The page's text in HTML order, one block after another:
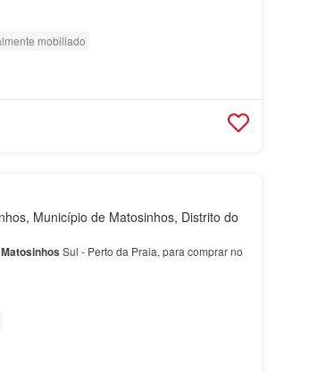
mobiliado
Município de Matosinhos, Distrito do
Matosinhos Sul - Perto da Praia, para comprar no